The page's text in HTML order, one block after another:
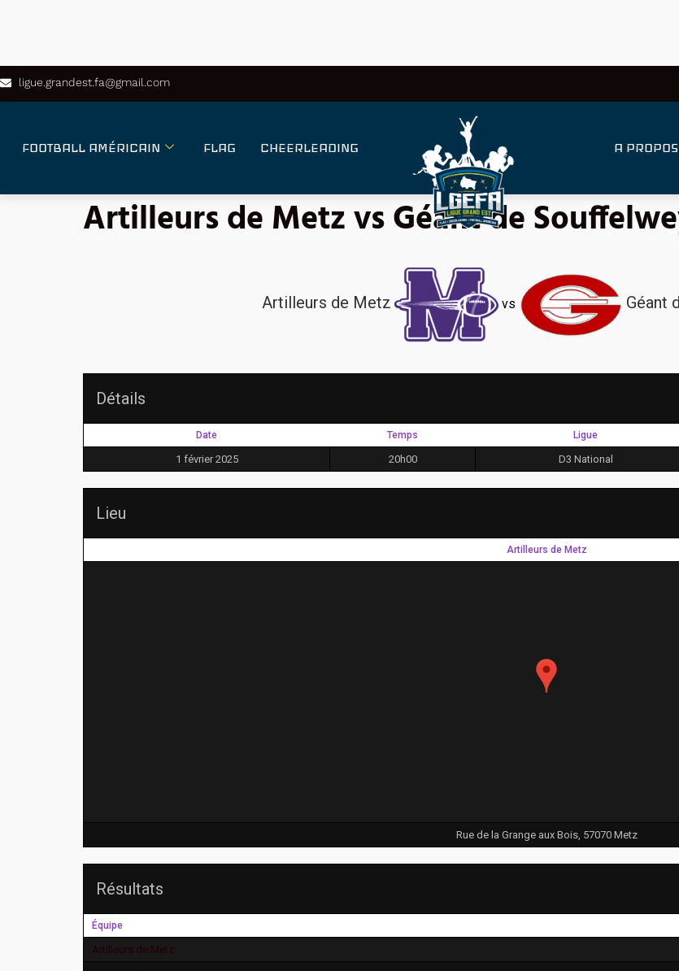
ligue.grandest.fa@gmail.com
FOOTBALL AMÉRICAIN FLAG CHEERLEADING A PROPOS
Artilleurs de Metz vs Géant de
Artilleurs de Metz vs Géant
Détails
Date Temps Ligue
1 février 2025 20h00 D3 National
Lieu
Artilleurs de Metz
Rue de la Grange aux Bois, 57070 Metz
Résultats
Équipe
Artilleurs de Metz